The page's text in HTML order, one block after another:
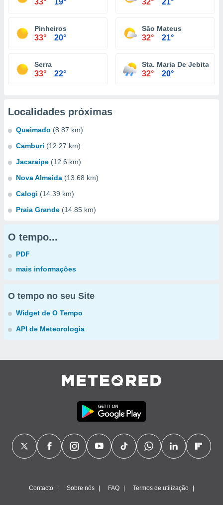
33° 19° 32° 21°
Pinheiros
33° 20°
São Mateus
32° 21°
Serra
33° 22°
Sta. Maria De Jebita
32° 20°
Localidades próximas
Queimado (8.87 km)
Camburi (12.27 km)
Jacaraipe (12.6 km)
Nova Almeida (13.68 km)
Calogi (14.39 km)
Praia Grande (14.85 km)
O tempo...
PDF
mais informações
O tempo no seu Site
Widget de O Tempo
API de Meteorologia
Contacto Sobre nós FAQ Termos de utilização